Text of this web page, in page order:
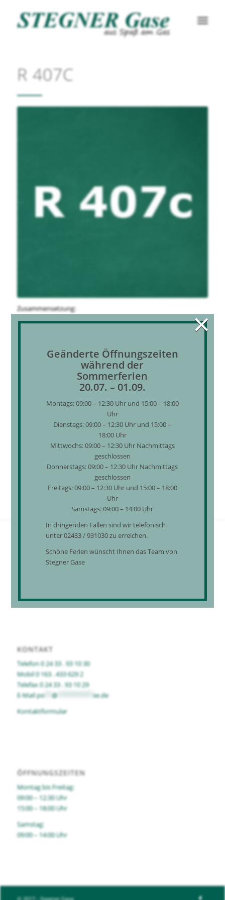
R 407C
Zusammensetzung:
25% R125, 23% R32, 52%R134a
Wärmepumpenanlagen
Wir führen Pfandflaschen und Eigentumsflaschen in allen
gängigen Größen:
HIER FINDEN SIE UNS
Ottostraße 8
KONTAKT
Telefon 0 24 33 . 93 10 30
Mobil 0 163 . 433 629 2
Telefax 0 24 33 . 93 10 29
E-Mailpo**@**********se.de
Kontaktformular
ÖFFNUNGSZEITEN
Montag bis Freitag:
09:00 – 12:30 Uhr
15:00 – 18:00 Uhr
Samstag:
09:00 – 14:00 Uhr
Geänderte Öffnungszeiten
während der
Sommerferien
20.07. – 01.09.
Montags: 09:00 – 12:30 Uhr und 15:00 – 18:00
Uhr
Dienstags: 09:00 – 12:30 Uhr und 15:00 –
18:00 Uhr
Mittwochs: 09:00 – 12:30 Uhr Nachmittags
geschlossen
Donnerstags: 09:00 – 12:30 Uhr Nachmittags
geschlossen
Freitags: 09:00 – 12:30 Uhr und 15:00 – 18:00
Uhr
Samstags: 09:00 – 14:00 Uhr
In dringenden Fällen sind wir telefonisch
unter 02433 / 931030 zu erreichen.
Schöne Ferien wünscht Ihnen das Team von
Stegner Gase
×